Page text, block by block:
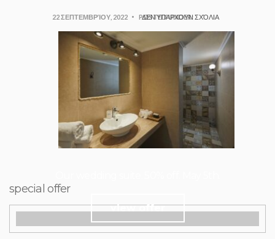
22 ΣΕΠΤΕΜΒΡΊΟΥ, 2022 POSTED UNDER:
ΔΕΝ ΥΠΆΡΧΟΥΝ ΣΧΌΛΙΑ
special offer
view offer